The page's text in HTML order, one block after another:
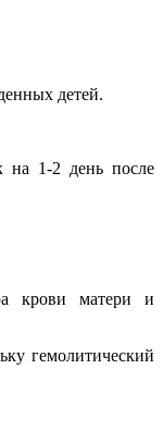
детей.
на 1-2 день после
крови матери и
гемолитический